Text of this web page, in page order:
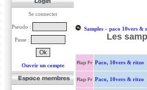
Se connecter
Pseudo :
Passe :
Ouvrir un compte
Samples» paco 10vers &
Les
Rap Fr Paco, 10vers & ritzo
Rap Fr Paco, 10vers & ritzo